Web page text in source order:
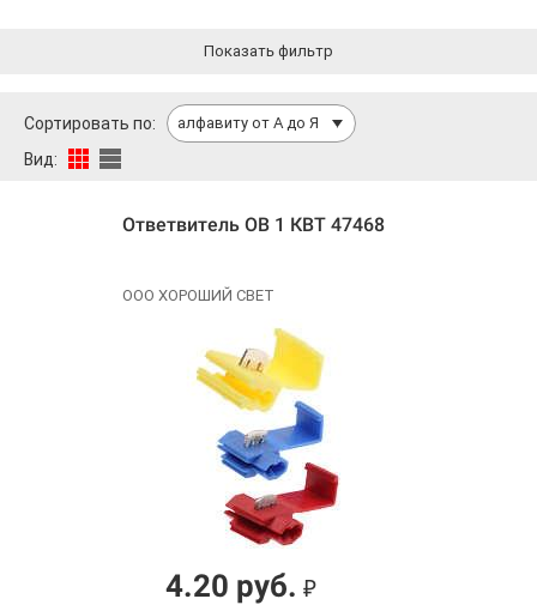
Показать фильтр
Сортировать по: алфавиту от А до Я
Вид:
Ответвитель ОВ 1 КВТ 47468
ООО ХОРОШИЙ СВЕТ
4.20 руб. ₽